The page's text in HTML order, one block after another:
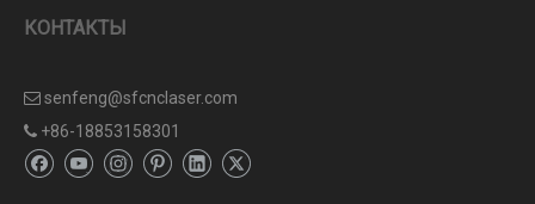
КОНТАКТЫ
 senfeng@sfcnclaser.com
 +86-18853158301